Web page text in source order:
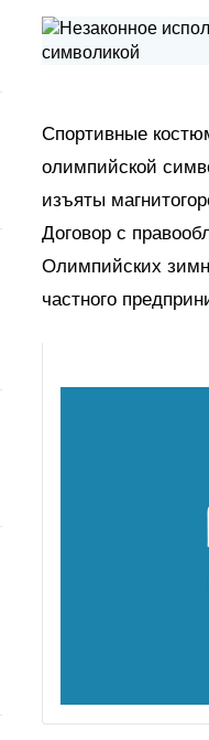
Спортивные
олимпийской
изъяты
Договор с
Олимпийских
частного